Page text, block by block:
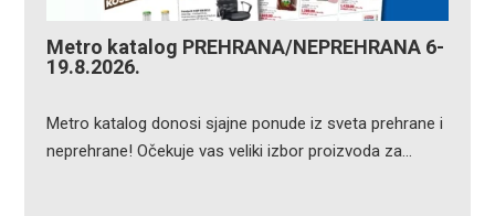
Metro katalog PREHRANA/NEPREHRANA 6-
19.8.2026.
Metro katalog donosi sjajne ponude iz sveta prehrane i
neprehrane! Očekuje vas veliki izbor proizvoda za…